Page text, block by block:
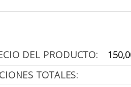
DEL PRODUCTO:
TOTALES: